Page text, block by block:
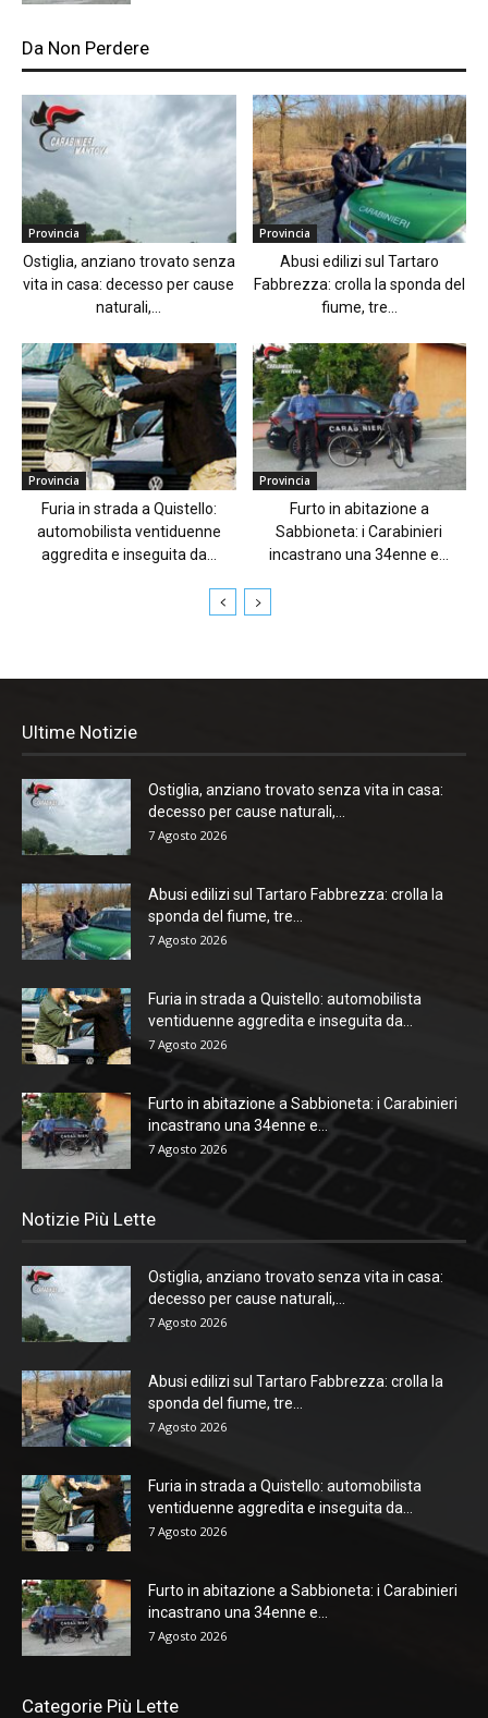
Da Non Perdere
Provincia
Ostiglia, anziano trovato senza
vita in casa: decesso per cause
naturali,...
Provincia
Abusi edilizi sul Tartaro
Fabbrezza: crolla la sponda del
fiume, tre...
Provincia
Furia in strada a Quistello:
automobilista ventiduenne
aggredita e inseguita da...
Provincia
Furto in abitazione a
Sabbioneta: i Carabinieri
incastrano una 34enne e...
Ultime Notizie
Ostiglia, anziano trovato senza vita in casa:
decesso per cause naturali,...
7 Agosto 2026
Abusi edilizi sul Tartaro Fabbrezza: crolla la
sponda del fiume, tre...
7 Agosto 2026
Furia in strada a Quistello: automobilista
ventiduenne aggredita e inseguita da...
7 Agosto 2026
Furto in abitazione a Sabbioneta: i Carabinieri
incastrano una 34enne e...
7 Agosto 2026
Notizie Più Lette
Ostiglia, anziano trovato senza vita in casa:
decesso per cause naturali,...
7 Agosto 2026
Abusi edilizi sul Tartaro Fabbrezza: crolla la
sponda del fiume, tre...
7 Agosto 2026
Furia in strada a Quistello: automobilista
ventiduenne aggredita e inseguita da...
7 Agosto 2026
Furto in abitazione a Sabbioneta: i Carabinieri
incastrano una 34enne e...
7 Agosto 2026
Categorie Più Lette